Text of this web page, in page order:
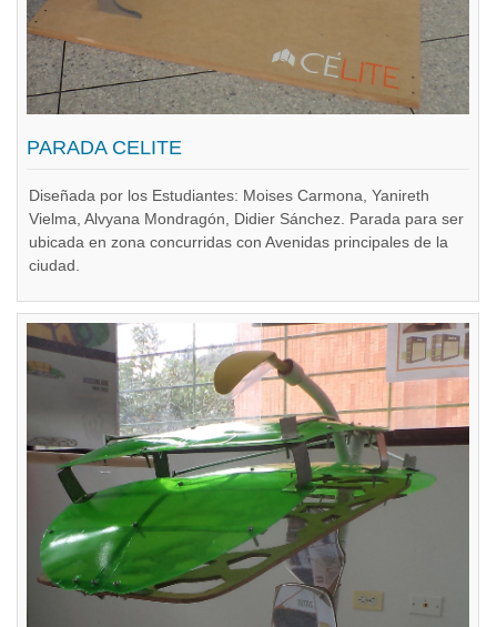
PARADA CELITE
Diseñada por los Estudiantes: Moises Carmona, Yanireth
Vielma, Alvyana Mondragón, Didier Sánchez. Parada para ser
ubicada en zona concurridas con Avenidas principales de la
ciudad.